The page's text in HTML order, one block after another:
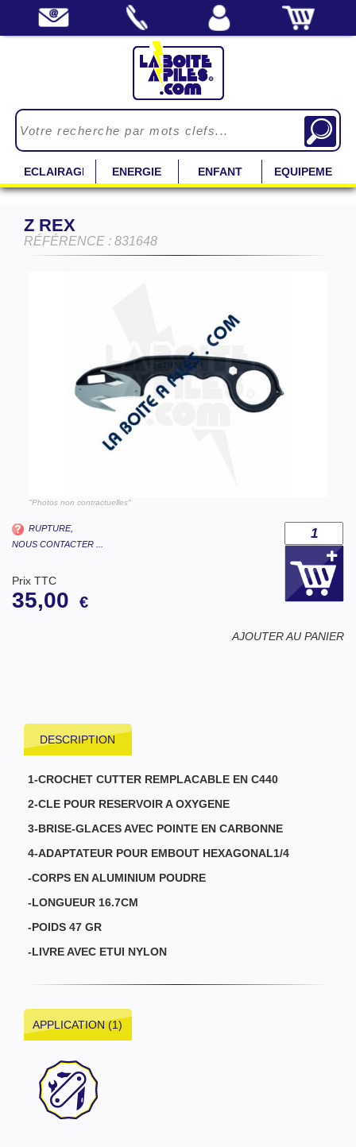
ECLAIRAGE ENERGIE ENFANT EQUIPEMENT
Z REX
RÉFÉRENCE : 831648
"Photos non contractuelles"
RUPTURE,
NOUS CONTACTER ...
Prix TTC
35,00 €
AJOUTER AU PANIER
DESCRIPTION
1-CROCHET CUTTER REMPLACABLE EN C440
2-CLE POUR RESERVOIR A OXYGENE
3-BRISE-GLACES AVEC POINTE EN CARBONNE
4-ADAPTATEUR POUR EMBOUT HEXAGONAL1/4
-CORPS EN ALUMINIUM POUDRE
-LONGUEUR 16.7CM
-POIDS 47 GR
-LIVRE AVEC ETUI NYLON
APPLICATION (1)